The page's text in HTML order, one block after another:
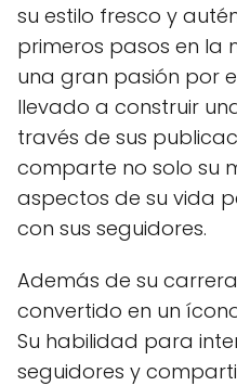
su estilo fresco y
primeros pasos en la
una gran pasión por
llevado a construir
través de sus
comparte no solo su
aspectos de su vida
con sus seguidores.
Además de su
convertido en un
Su habilidad para
seguidores y